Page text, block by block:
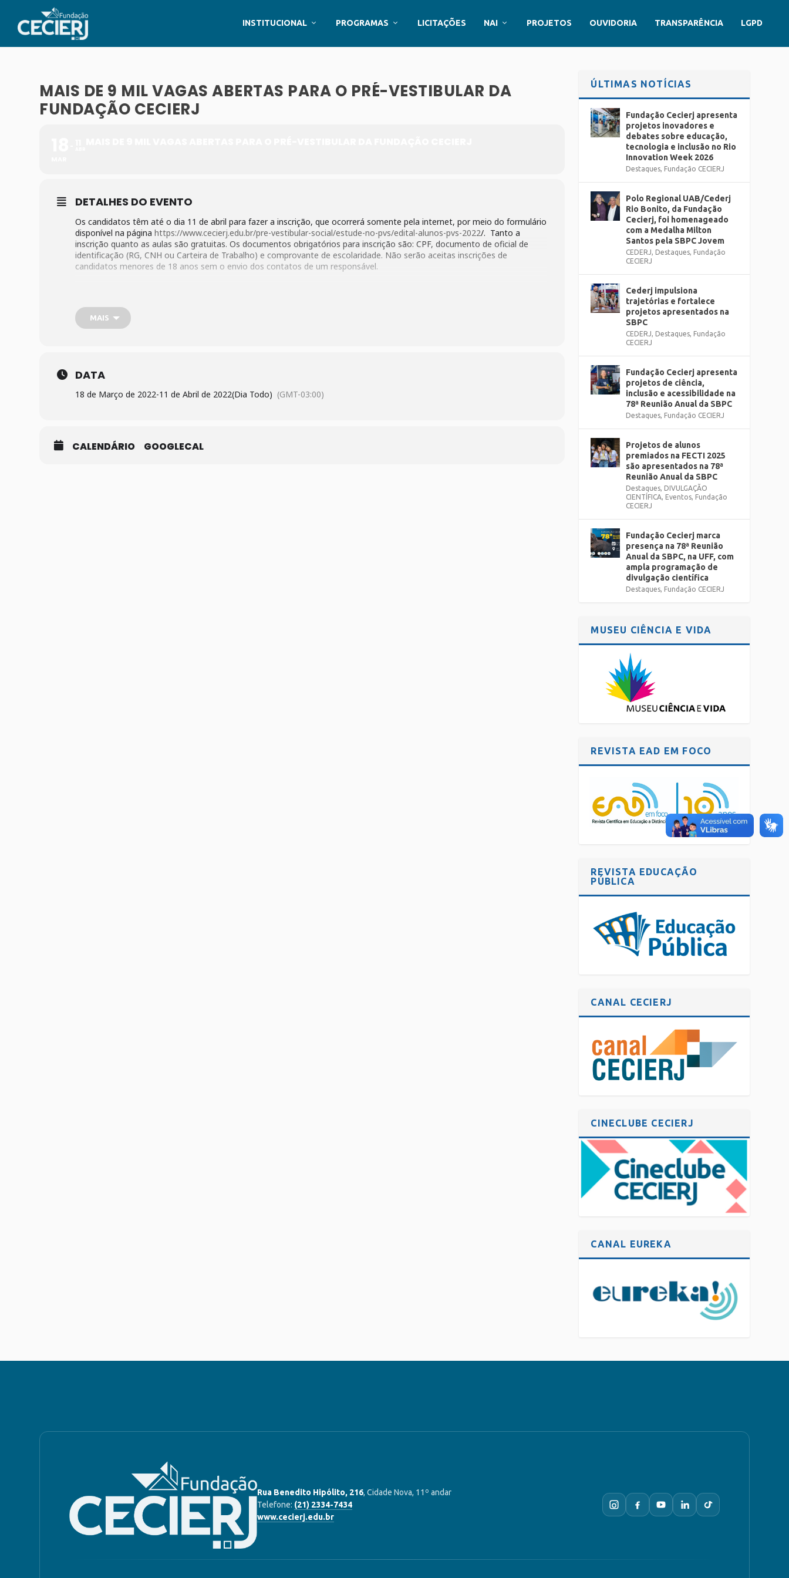
INSTITUCIONAL PROGRAMAS LICITAÇÕES NAI PROJETOS OUVIDORIA TRANSPARÊNCIA LGPD
MAIS DE 9 MIL VAGAS ABERTAS PARA O PRÉ-VESTIBULAR DA
FUNDAÇÃO CECIERJ
DETALHES DO EVENTO
Os candidatos têm até o dia 11 de abril para fazer a inscrição, que ocorrerá somente pela internet, por meio do formulário
disponível na páginahttps://www.cecierj.edu.br/pre-vestibular-social/estude-no-pvs/edital-alunos-pvs-2022/. Tanto a
inscrição quanto as aulas são gratuitas. Os documentos obrigatórios para inscrição são: CPF, documento de oficial de
identificação (RG, CNH ou Carteira de Trabalho) e comprovante de escolaridade. Não serão aceitas inscrições de
candidatos menores de 18 anos sem o envio dos contatos de um responsável.
MAIS
DATA
18 de Março de 2022-11 de Abril de 2022(Dia Todo) (GMT-03:00)
CALENDÁRIO GOOGLECAL
ÚLTIMAS NOTÍCIAS
Fundação Cecierj apresenta
projetos inovadores e
debates sobre educação,
tecnologia e inclusão no Rio
Innovation Week 2026
Destaques, Fundação CECIERJ
Polo Regional UAB/Cederj
Rio Bonito, da Fundação
Cecierj, foi homenageado
com a Medalha Milton
Santos pela SBPC Jovem
CEDERJ, Destaques, Fundação
CECIERJ
Cederj impulsiona
trajetórias e fortalece
projetos apresentados na
SBPC
CEDERJ, Destaques, Fundação
CECIERJ
Fundação Cecierj apresenta
projetos de ciência,
inclusão e acessibilidade na
78ª Reunião Anual da SBPC
Destaques, Fundação CECIERJ
Projetos de alunos
premiados na FECTI 2025
são apresentados na 78ª
Reunião Anual da SBPC
Destaques, DIVULGAÇÃO
CIENTÍFICA, Eventos, Fundação
CECIERJ
Fundação Cecierj marca
presença na 78ª Reunião
Anual da SBPC, na UFF, com
ampla programação de
divulgação científica
Destaques, Fundação CECIERJ
MUSEU CIÊNCIA E VIDA
REVISTA EAD EM FOCO
REVISTA EDUCAÇÃO
PÚBLICA
CANAL CECIERJ
CINECLUBE CECIERJ
CANAL EUREKA
Rua Benedito Hipólito, 216, Cidade Nova, 11º andar
Telefone: (21) 2334-7434
www.cecierj.edu.br